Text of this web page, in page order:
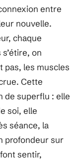
entre
nouvelle.
chaque
on
pas, les muscles
Cette
de superflu : elle
soi, elle
séance, la
profondeur sur
sentir,